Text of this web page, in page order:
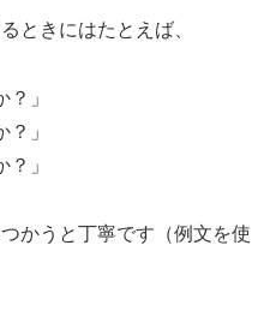
ときにはたとえば、
」
」
」
かうと丁寧です（例文を使